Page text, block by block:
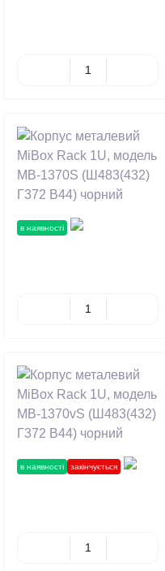
в наявності
в наявності закінчується